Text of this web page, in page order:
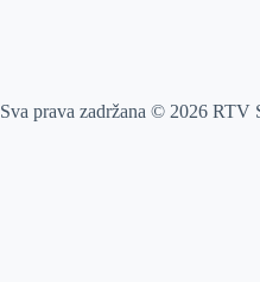
Sva prava zadržana © 2026 RTV